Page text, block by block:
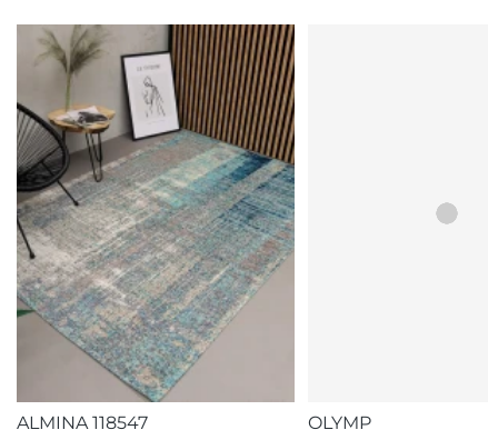
ALMINA 118547 OLYMP